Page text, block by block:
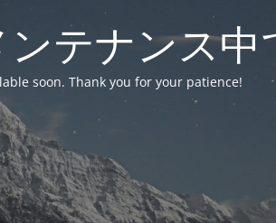
テナンス中
soon. Thank you for your patience!